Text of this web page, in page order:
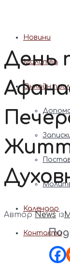
Новини
Молитва
Онлайн
Календар
Контакти
День
АвторNews із